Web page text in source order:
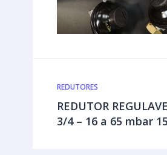
REDUTORES
REDUTOR
3/4 – 16 a 65 mbar